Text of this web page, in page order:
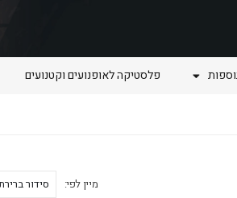
פלסטיקה לאופנועים וקטנועים
מיין לפי: